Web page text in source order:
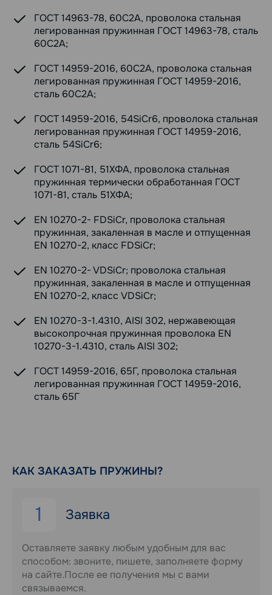
ГОСТ 14963-78, 60С2А, проволока стальная
легированная пружинная ГОСТ 14963-78, сталь
60С2А;
ГОСТ 14959-2016, 60С2А, проволока стальная
легированная пружинная ГОСТ 14959-2016,
сталь 60С2А;
ГОСТ 14959-2016, 54SiCr6, проволока стальная
легированная пружинная ГОСТ 14959-2016,
сталь 54SiCr6;
ГОСТ 1071-81, 51ХФА, проволока стальная
пружинная термически обработанная ГОСТ
1071-81, сталь 51ХФА;
EN 10270-2- FDSiCr, проволока стальная
пружинная, закаленная в масле и отпущенная
EN 10270-2, класс FDSiCr;
EN 10270-2- VDSiCr; проволока стальная
пружинная, закаленная в масле и отпущенная
EN 10270-2, класс VDSiCr;
EN 10270-3-1.4310, AISI 302, нержавеющая
высокопрочная пружинная проволока EN
10270-3-1.4310, сталь AISI 302;
ГОСТ 14959-2016, 65Г, проволока стальная
легированная пружинная ГОСТ 14959-2016,
сталь 65Г
КАК ЗАКАЗАТЬ ПРУЖИНЫ?
1 Заявка
Оставляете заявку любым удобным для вас
способом: звоните, пишете, заполняете форму
на сайте.После ее получения мы с вами
связываемся.